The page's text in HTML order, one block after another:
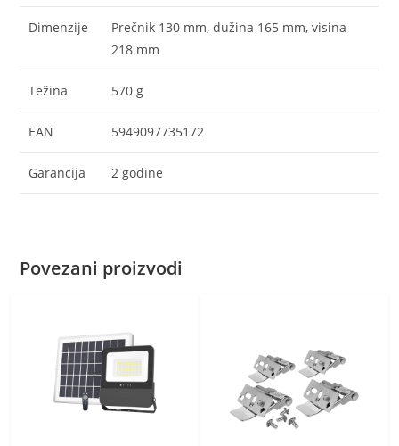
Dimenzije
Prečnik 130 mm, dužina 165 mm, visina
218 mm
Težina 570 g
EAN 5949097735172
Garancija 2 godine
Povezani proizvodi